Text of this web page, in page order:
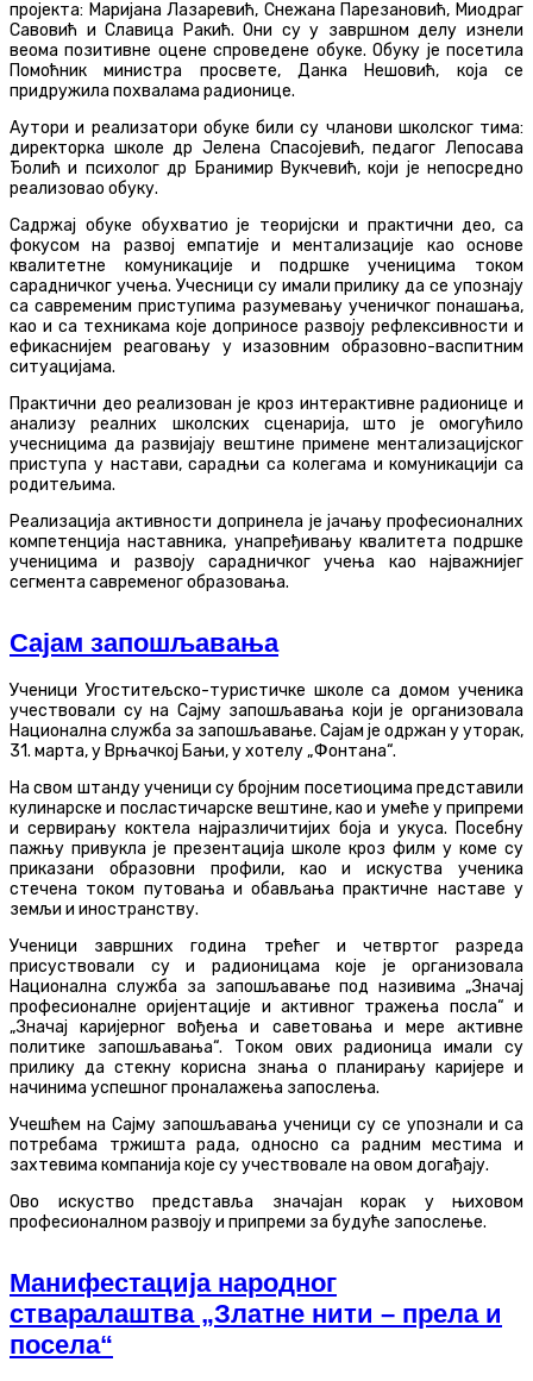
пројекта: Маријана Лазаревић, Снежана Парезановић, Миодраг
Савовић и Славица Ракић. Они су у завршном делу изнели
веома позитивне оцене спроведене обуке. Обуку је посетила
Помоћник министра просвете, Данка Нешовић, која се
придружила похвалама радионице.
Аутори и реализатори обуке били су чланови школског тима:
директорка школе др Јелена Спасојевић, педагог Лепосава
Ђолић и психолог др Бранимир Вукчевић, који је непосредно
реализовао обуку.
Садржај обуке обухватио је теоријски и практични део, са
фокусом на развој емпатије и ментализације као основе
квалитетне комуникације и подршке ученицима током
сарадничког учења. Учесници су имали прилику да се упознају
са савременим приступима разумевању ученичког понашања,
као и са техникама које доприносе развоју рефлексивности и
ефикаснијем реаговању у изазовним образовно-васпитним
ситуацијама.
Практични део реализован је кроз интерактивне радионице и
анализу реалних школских сценарија, што је омогућило
учесницима да развијају вештине примене ментализацијског
приступа у настави, сарадњи са колегама и комуникацији са
родитељима.
Реализација активности допринела је јачању професионалних
компетенција наставника, унапређивању квалитета подршке
ученицима и развоју сарадничког учења као најважнијег
сегмента савременог образовања.
Сајам запошљавања
Ученици Угоститељско-туристичке школе са домом ученика
учествовали су на Сајму запошљавања који је организовала
Национална служба за запошљавање. Сајам је одржан у уторак,
31. марта, у Врњачкој Бањи, у хотелу „Фонтана“.
На свом штанду ученици су бројним посетиоцима представили
кулинарске и посластичарске вештине, као и умеће у припреми
и сервирању коктела најразличитијих боја и укуса. Посебну
пажњу привукла је презентација школе кроз филм у коме су
приказани образовни профили, као и искуства ученика
стечена током путовања и обављања практичне наставе у
земљи и иностранству.
Ученици завршних година трећег и четвртог разреда
присуствовали су и радионицама које је организовала
Национална служба за запошљавање под називима „Значај
професионалне оријентације и активног тражења посла“ и
„Значај каријерног вођења и саветовања и мере активне
политике запошљавања“. Током ових радионица имали су
прилику да стекну корисна знања о планирању каријере и
начинима успешног проналажења запослења.
Учешћем на Сајму запошљавања ученици су се упознали и са
потребама тржишта рада, односно са радним местима и
захтевима компанија које су учествовале на овом догађају.
Ово искуство представља значајан корак у њиховом
професионалном развоју и припреми за будуће запослење.
Mанифестација народног
стваралаштва „Златне нити – прела и
посела“